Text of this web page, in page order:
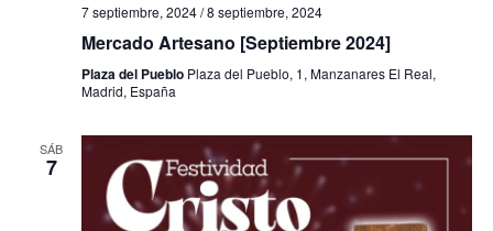
7 septiembre, 2024/8 septiembre, 2024
Mercado Artesano [Septiembre 2024]
Plaza del Pueblo Plaza del Pueblo, 1, Manzanares El Real,
Madrid, España
SÁB
7